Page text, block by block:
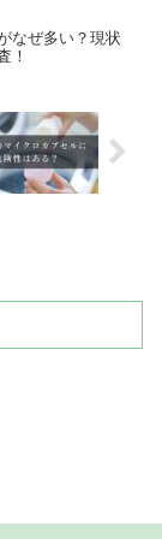
なぜ多い？現状
！